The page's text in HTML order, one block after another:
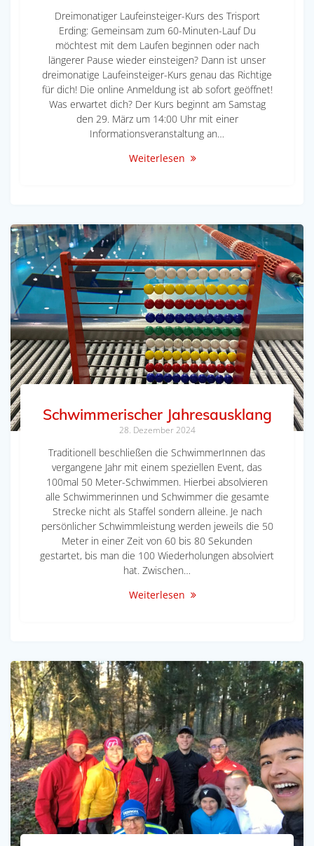
Dreimonatiger Laufeinsteiger-Kurs des Trisport
Erding: Gemeinsam zum 60-Minuten-Lauf Du
möchtest mit dem Laufen beginnen oder nach
längerer Pause wieder einsteigen? Dann ist unser
dreimonatige Laufeinsteiger-Kurs genau das Richtige
für dich! Die online Anmeldung ist ab sofort geöffnet!
Was erwartet dich? Der Kurs beginnt am Samstag
den 29. März um 14:00 Uhr mit einer
Informationsveranstaltung an…
Weiterlesen
Schwimmerischer Jahresausklang
28. Dezember 2024
Traditionell beschließen die SchwimmerInnen das
vergangene Jahr mit einem speziellen Event, das
100mal 50 Meter-Schwimmen. Hierbei absolvieren
alle Schwimmerinnen und Schwimmer die gesamte
Strecke nicht als Staffel sondern alleine. Je nach
persönlicher Schwimmleistung werden jeweils die 50
Meter in einer Zeit von 60 bis 80 Sekunden
gestartet, bis man die 100 Wiederholungen absolviert
hat. Zwischen…
Weiterlesen